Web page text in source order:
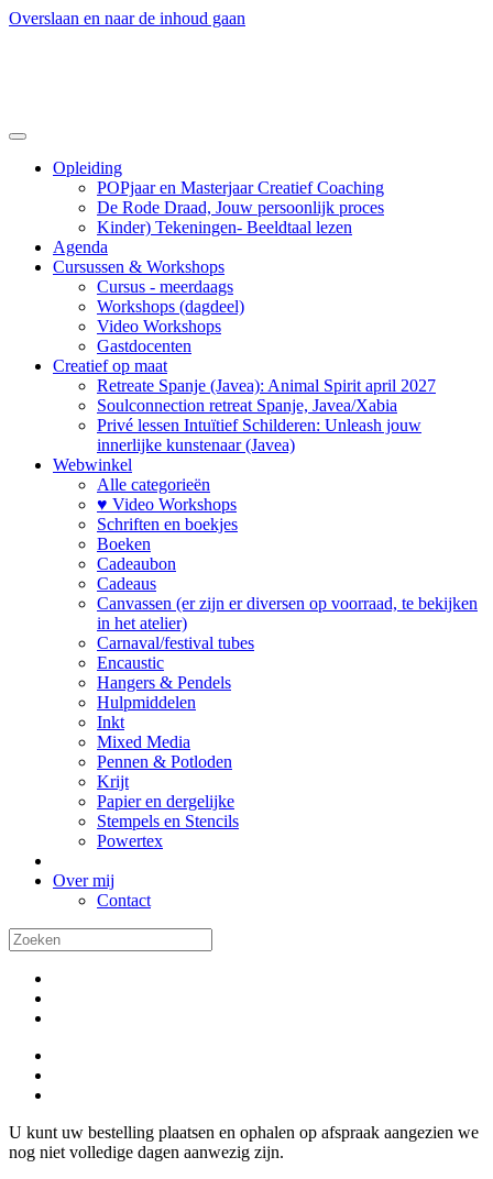
Overslaan en naar de inhoud gaan
Opleiding
POPjaar en Masterjaar Creatief Coaching
De Rode Draad, Jouw persoonlijk proces
Kinder) Tekeningen- Beeldtaal lezen
Agenda
Cursussen & Workshops
Cursus - meerdaags
Workshops (dagdeel)
Video Workshops
Gastdocenten
Creatief op maat
Retreate Spanje (Javea): Animal Spirit april 2027
Soulconnection retreat Spanje, Javea/Xabia
Privé lessen Intuïtief Schilderen: Unleash jouw
innerlijke kunstenaar (Javea)
Webwinkel
Alle categorieën
♥ Video Workshops
Schriften en boekjes
Boeken
Cadeaubon
Cadeaus
Canvassen (er zijn er diversen op voorraad, te bekijken
in het atelier)
Carnaval/festival tubes
Encaustic
Hangers & Pendels
Hulpmiddelen
Inkt
Mixed Media
Pennen & Potloden
Krijt
Papier en dergelijke
Stempels en Stencils
Powertex
Over mij
Contact
U kunt uw bestelling plaatsen en ophalen op afspraak aangezien we
nog niet volledige dagen aanwezig zijn.